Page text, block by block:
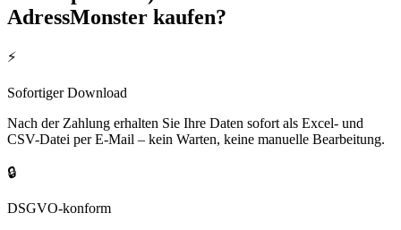
AdressMonster kaufen?
⚡
Sofortiger Download
Nach der Zahlung erhalten Sie Ihre Daten sofort als Excel- und
CSV-Datei per E-Mail – kein Warten, keine manuelle Bearbeitung.
🔒
DSGVO-konform